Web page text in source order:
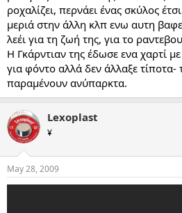
ροχαλίζει, περνάει ένας σκύλος
μεριά στην άλλη κλπ ενω αυτη
λεέι για τη ζωή της, για το
Η Γκάρντιαν της έδωσε ενα χαρτί
για φόντο αλλά δεν άλλαξε
παραμένουν ανύπαρκτα.
Lexoplast
¥
May 28, 2009